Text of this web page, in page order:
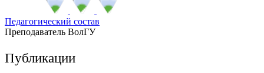
Педагогический состав
Преподаватель ВолГУ
Публикации